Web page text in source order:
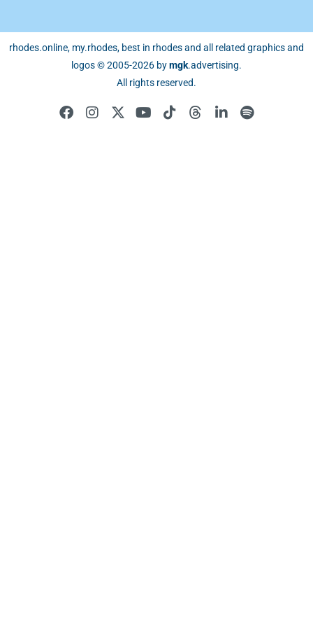
rhodes.online, my.rhodes, best in rhodes and all related graphics and
logos © 2005-2026 bymgk.advertising.
All rights reserved.